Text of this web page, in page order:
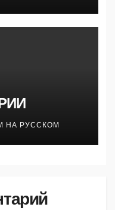
НА РУССКОМ